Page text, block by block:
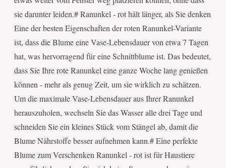
sie darunter leiden.# Ranunkel - rot hält länger, als Sie denken
Eine der besten Eigenschaften der roten Ranunkel-Variante
ist, dass die Blume eine Vase-Lebensdauer von etwa 7 Tagen
hat, was hervorragend für eine Schnittblume ist. Das bedeutet,
dass Sie Ihre rote Ranunkel eine ganze Woche lang genießen
können - mehr als genug Zeit, um sie wirklich zu schätzen.
Um die maximale Vase-Lebensdauer aus Ihrer Ranunkel
herauszuholen, wechseln Sie das Wasser alle drei Tage und
schneiden Sie ein kleines Stück vom Stängel ab, damit die
Blume Nährstoffe besser aufnehmen kann.# Eine perfekte
Blume zum Verschenken Ranunkel - rot ist für Haustiere